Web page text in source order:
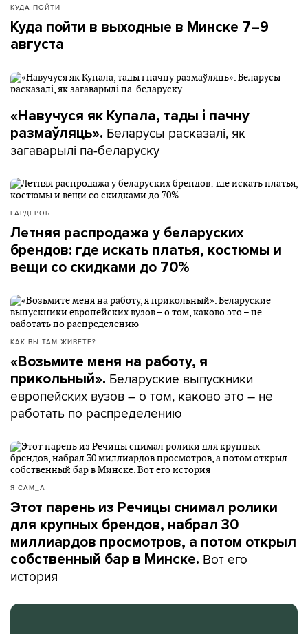
КУДА ПОЙТИ
Куда пойти в выходные в Минске 7–9
августа
«Навучуся як Купала, тады і пачну
размаўляць». Беларусы расказалі, як
загаварылі па-беларуску
ГАРДЕРОБ
Летняя распродажа у беларуских
брендов: где искать платья, костюмы и
вещи со скидками до 70%
КАК ВЫ ТАМ ЖИВЕТЕ?
«Возьмите меня на работу, я
прикольный». Беларуские выпускники
европейских вузов – о том, каково это – не
работать по распределению
Я САМ_А
Этот парень из Речицы снимал ролики
для крупных брендов, набрал 30
миллиардов просмотров, а потом открыл
собственный бар в Минске. Вот его
история